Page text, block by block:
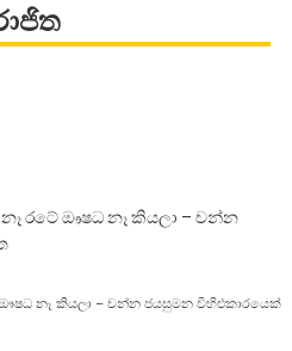
රටේ ඖෂධ නෑ කියලා – චන්න
නෑ කියලා – චන්න ජයසුමන විහිළුකාරයෙක්